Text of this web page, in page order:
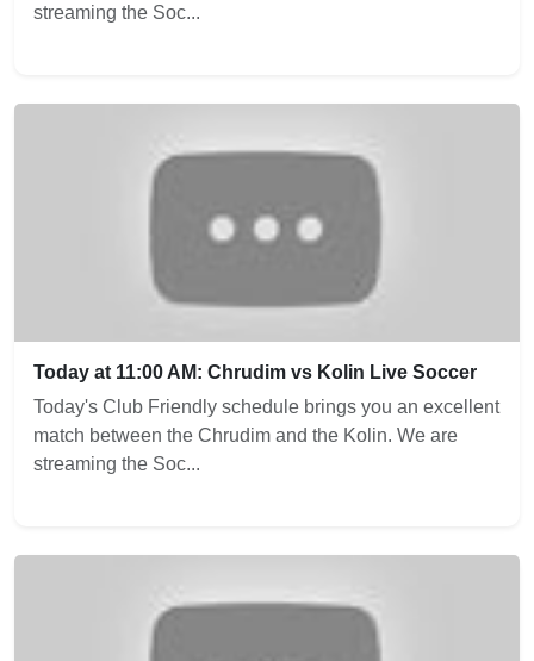
streaming the Soc...
Today at 11:00 AM: Chrudim vs Kolin Live Soccer
Today's Club Friendly schedule brings you an excellent
match between the Chrudim and the Kolin. We are
streaming the Soc...